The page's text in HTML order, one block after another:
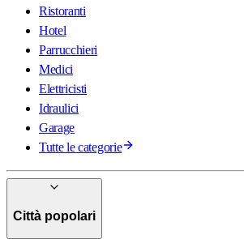
Ristoranti
Hotel
Parrucchieri
Medici
Elettricisti
Idraulici
Garage
Tutte le categorie
Città popolari